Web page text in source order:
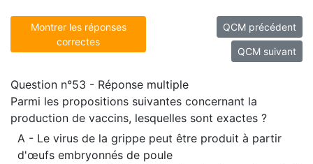
Montrer les réponses
correctes
QCM précédent
QCM suivant
Question n°53 - Réponse multiple
Parmi les propositions suivantes concernant la
production de vaccins, lesquelles sont exactes ?
A - Le virus de la grippe peut être produit à partir
d'œufs embryonnés de poule